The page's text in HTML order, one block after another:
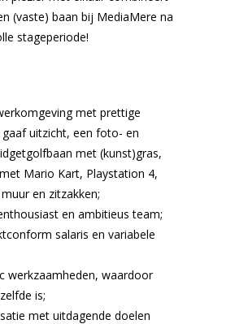
(vaste) baan bij MediaMere na
stageperiode!
met prettige
uitzicht, een foto- en
met (kunst)gras,
Mario Kart, Playstation 4,
en zitzakken;
en ambitieus team;
salaris en variabele
werkzaamheden, waardoor
is;
met uitdagende doelen